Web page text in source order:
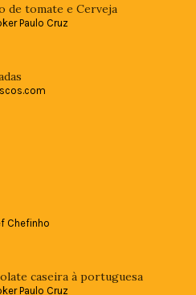
de tomate e Cerveja
Paulo Cruz
Chefinho
caseira à portuguesa
Paulo Cruz